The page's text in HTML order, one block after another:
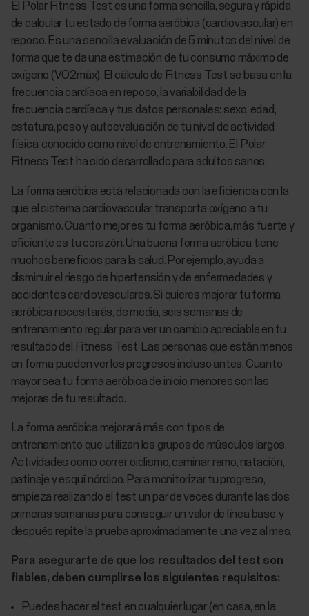
El Polar Fitness Test es una forma sencilla, segura y rápida
de calcular tu estado de forma aeróbica (cardiovascular) en
reposo. Es una sencilla evaluación de 5 minutos del nivel de
forma que te da una estimación de tu consumo máximo de
oxígeno (VO2máx). El cálculo de Fitness Test se basa en la
frecuencia cardíaca en reposo, la variabilidad de la
frecuencia cardíaca y tus datos personales: sexo, edad,
estatura, peso y autoevaluación de tu nivel de actividad
física, conocido como nivel de entrenamiento. El Polar
Fitness Test ha sido desarrollado para adultos sanos.
La forma aeróbica está relacionada con la eficiencia con la
que el sistema cardiovascular transporta oxígeno a tu
organismo. Cuanto mejor es tu forma aeróbica, más fuerte y
eficiente es tu corazón. Una buena forma aeróbica tiene
muchos beneficios para la salud. Por ejemplo, ayuda a
disminuir el riesgo de hipertensión y de enfermedades y
accidentes cardiovasculares. Si quieres mejorar tu forma
aeróbica necesitarás, de media, seis semanas de
entrenamiento regular para ver un cambio apreciable en tu
resultado del Fitness Test. Las personas que están menos
en forma pueden ver los progresos incluso antes. Cuanto
mayor sea tu forma aeróbica de inicio, menores son las
mejoras de tu resultado.
La forma aeróbica mejorará más con tipos de
entrenamiento que utilizan los grupos de músculos largos.
Actividades como correr, ciclismo, caminar, remo, natación,
patinaje y esquí nórdico. Para monitorizar tu progreso,
empieza realizando el test un par de veces durante las dos
primeras semanas para conseguir un valor de línea base, y
después repite la prueba aproximadamente una vez al mes.
Para asegurarte de que los resultados del test son
fiables, deben cumplirse los siguientes requisitos:
Puedes hacer el test en cualquier lugar (en casa, en la